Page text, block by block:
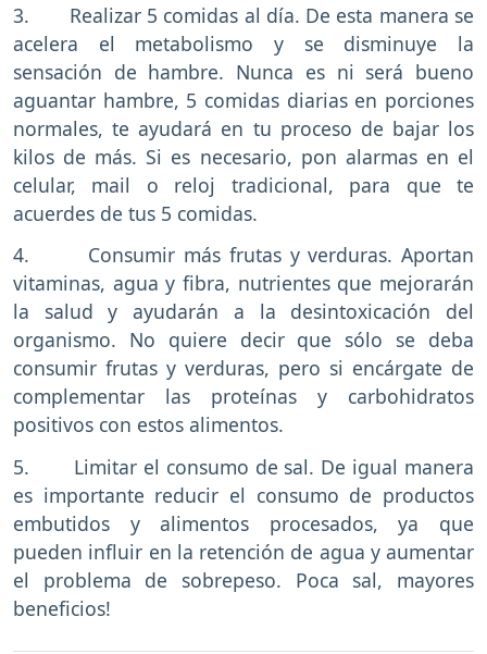
3. Realizar 5 comidas al día. De esta manera se
acelera el metabolismo y se disminuye la
sensación de hambre. Nunca es ni será bueno
aguantar hambre, 5 comidas diarias en porciones
normales, te ayudará en tu proceso de bajar los
kilos de más. Si es necesario, pon alarmas en el
celular, mail o reloj tradicional, para que te
acuerdes de tus 5 comidas.
4. Consumir más frutas y verduras. Aportan
vitaminas, agua y fibra, nutrientes que mejorarán
la salud y ayudarán a la desintoxicación del
organismo. No quiere decir que sólo se deba
consumir frutas y verduras, pero si encárgate de
complementar las proteínas y carbohidratos
positivos con estos alimentos.
5. Limitar el consumo de sal. De igual manera
es importante reducir el consumo de productos
embutidos y alimentos procesados, ya que
pueden influir en la retención de agua y aumentar
el problema de sobrepeso. Poca sal, mayores
beneficios!